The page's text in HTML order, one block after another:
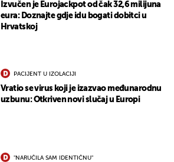
Izvučen je Eurojackpot od čak 32,6 milijuna
eura: Doznajte gdje idu bogati dobitci u
Hrvatskoj
PACIJENT U IZOLACIJI
Vratio se virus koji je izazvao međunarodnu
uzbunu: Otkriven novi slučaj u Europi
"NARUČILA SAM IDENTIČNU"